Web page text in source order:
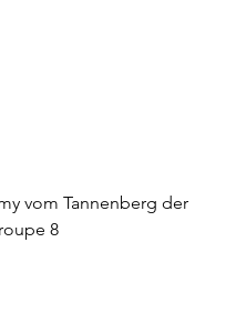
vom Tannenberg der
8